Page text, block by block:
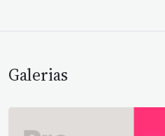
Galerias